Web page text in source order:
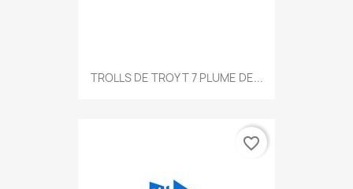
TROLLS DE TROY T 7 PLUME DE...
favorite_border